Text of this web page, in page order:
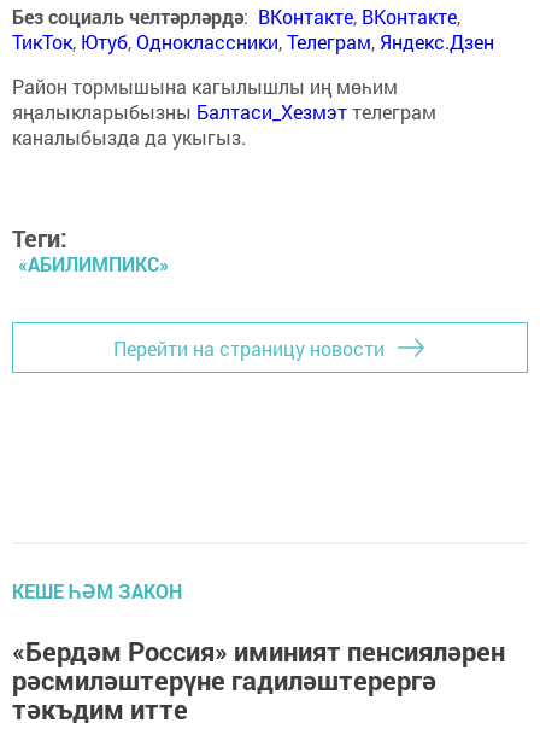
Без социаль челтәрләрдә: ВКонтакте, ВКонтакте,
ТикТок, Ютуб,Одноклассники,Телеграм, Яндекс.Дзен
Район тормышына кагылышлы иң мөһим
яңалыкларыбызны Балтаси_Хезмэттелеграм
каналыбызда да укыгыз.
Теги:
«АБИЛИМПИКС»
Перейти на страницу новости
КЕШЕ ҺӘМ ЗАКОН
«Бердәм Россия» иминият пенсияләрен
рәсмиләштерүне гадиләштерергә
тәкъдим итте